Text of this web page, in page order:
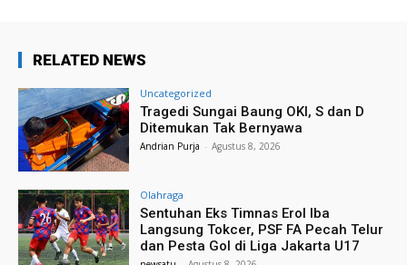
RELATED NEWS
Uncategorized
Tragedi Sungai Baung OKI, S dan D
Ditemukan Tak Bernyawa
Andrian Purja - Agustus 8, 2026
Olahraga
Sentuhan Eks Timnas Erol Iba
Langsung Tokcer, PSF FA Pecah Telur
dan Pesta Gol di Liga Jakarta U17